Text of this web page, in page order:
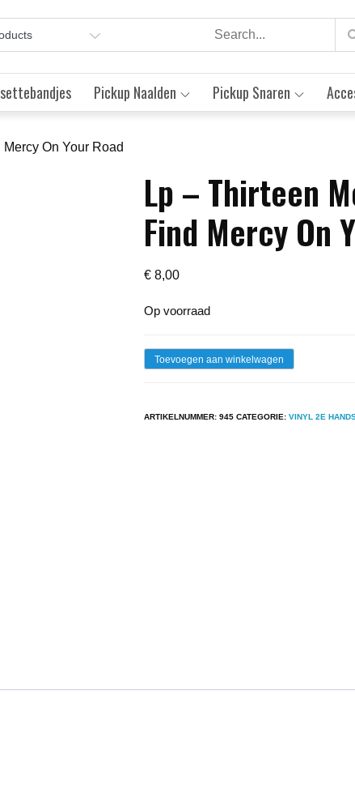
Pickup Naalden Pickup Snaren
On Your Road
Lp – Thirteen
Find Mercy On
€ 8,00
Op voorraad
LpToevoegen aan winkelwagen
ARTIKELNUMMER:945 CATEGORIE:VINYL 2E